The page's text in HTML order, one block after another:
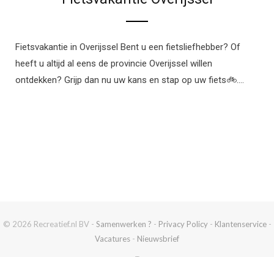
Fietsvakantie in Overijssel Bent u een fietsliefhebber? Of
heeft u altijd al eens de provincie Overijssel willen
ontdekken? Grijp dan nu uw kans en stap op uw fiets🚲.…
© 2026 Recreatief.nl BV - Samenwerken ? - Privacy Policy- Klantenservice-
Vacatures - Nieuwsbrief